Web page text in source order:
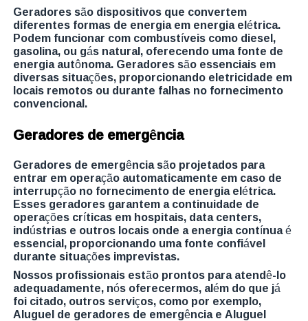
Geradores são dispositivos que convertem
diferentes formas de energia em energia elétrica.
Podem funcionar com combustíveis como diesel,
gasolina, ou gás natural, oferecendo uma fonte de
energia autônoma. Geradores são essenciais em
diversas situações, proporcionando eletricidade em
locais remotos ou durante falhas no fornecimento
convencional.
Geradores de emergência
Geradores de emergência são projetados para
entrar em operação automaticamente em caso de
interrupção no fornecimento de energia elétrica.
Esses geradores garantem a continuidade de
operações críticas em hospitais, data centers,
indústrias e outros locais onde a energia contínua é
essencial, proporcionando uma fonte confiável
durante situações imprevistas.
Nossos profissionais estão prontos para atendê-lo
adequadamente, nós oferecermos, além do que já
foi citado, outros serviços, como por exemplo,
Aluguel de geradores de emergência e Aluguel